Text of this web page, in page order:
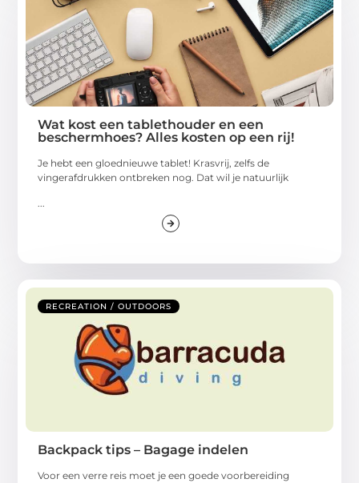
Wat kost een tablethouder en een
beschermhoes? Alles kosten op een rij!
Je hebt een gloednieuwe tablet! Krasvrij, zelfs de
vingerafdrukken ontbreken nog. Dat wil je natuurlijk
...
RECREATION / OUTDOORS
Backpack tips – Bagage indelen
Voor een verre reis moet je een goede voorbereiding